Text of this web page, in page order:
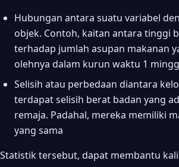
Hubungan antara suatu variabel
objek. Contoh, kaitan antara tinggi
terhadap jumlah asupan makanan
olehnya dalam kurun waktu 1
Selisih atau perbedaan diantara
terdapat selisih berat badan yang
remaja. Padahal, mereka memiliki
yang sama
Statistik tersebut, dapat membantu